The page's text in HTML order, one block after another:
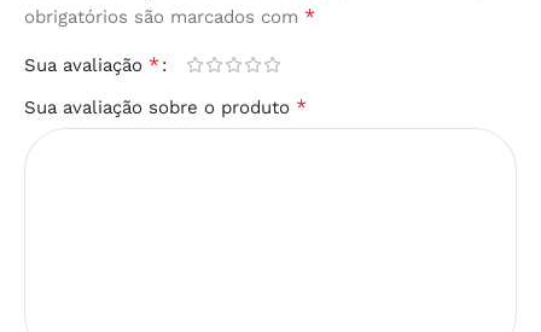
obrigatórios são marcados com *
Sua avaliação *
Sua avaliação sobre o produto *